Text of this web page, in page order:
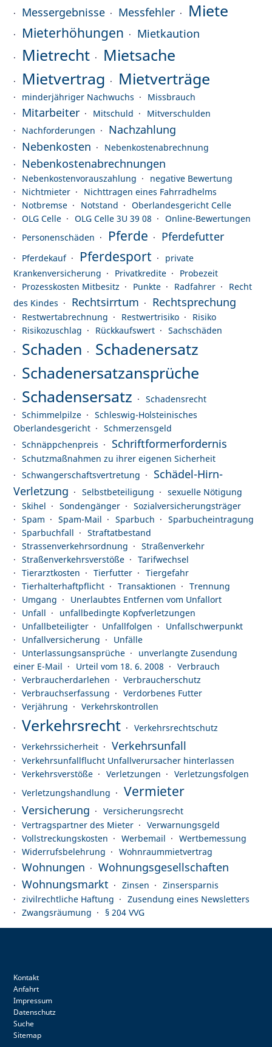
Messergebnisse Messfehler Miete
Mieterhöhungen Mietkaution
Mietrecht
Mietsache
Mietvertrag
Mietverträge
minderjähriger Nachwuchs Missbrauch
Mitarbeiter Mitschuld
Mitverschulden
Nachforderungen
Nachzahlung
Nebenkosten
Nebenkostenabrechnung
Nebenkostenabrechnungen
Nebenkostenvorauszahlung
negative Bewertung
Nichtmieter
Nichttragen eines Fahrradhelms
Notbremse
Notstand
Oberlandesgericht Celle
OLG Celle
OLG Celle 3U 39 08
Online-Bewertungen
Personenschäden
Pferde Pferdefutter
Pferdekauf Pferdesport
private
Krankenversicherung
Privatkredite
Probezeit
Prozesskosten Mitbesitz
Punkte Radfahrer
Recht
des Kindes
Rechtsirrtum Rechtsprechung
Restwertabrechnung Restwertrisiko
Risiko
Risikozuschlag
Rückkaufswert Sachschäden
Schaden
Schadenersatz
Schadenersatzansprüche
Schadensersatz
Schadensrecht
Schimmelpilze
Schleswig-Holsteinisches
Oberlandesgericht
Schmerzensgeld
Schnäppchenpreis
Schriftformerfordernis
Schutzmaßnahmen zu ihrer eigenen Sicherheit
Schwangerschaftsvertretung
Schädel-Hirn-
Verletzung
Selbstbeteiligung
sexuelle Nötigung
Skihel
Sondengänger
Sozialversicherungsträger
Spam
Spam-Mail Sparbuch
Sparbucheintragung
Sparbuchfall
Straftatbestand
Strassenverkehrsordnung
Straßenverkehr
Straßenverkehrsverstöße
Tarifwechsel
Tierarztkosten
Tierfutter
Tiergefahr
Tierhalterhaftpflicht
Transaktionen
Trennung
Umgang
Unerlaubtes Entfernen vom Unfallort
Unfall
unfallbedingte Kopfverletzungen
Unfallbeteiligter
Unfallfolgen
Unfallschwerpunkt
Unfallversicherung
Unfälle
Unterlassungsansprüche
unverlangte Zusendung
einer E-Mail
Urteil vom 18. 6. 2008
Verbrauch
Verbraucherdarlehen
Verbraucherschutz
Verbrauchserfassung
Verdorbenes Futter
Verjährung
Verkehrskontrollen
Verkehrsrecht
Verkehrsrechtschutz
Verkehrssicherheit
Verkehrsunfall
Verkehrsunfallflucht Unfallverursacher hinterlassen
Verkehrsverstöße
Verletzungen
Verletzungsfolgen
Verletzungshandlung
Vermieter
Versicherung
Versicherungsrecht
Vertragspartner des Mieter
Verwarnungsgeld
Vollstreckungskosten
Werbemail
Wertbemessung
Widerrufsbelehrung
Wohnraummietvertrag
Wohnungen
Wohnungsgesellschaften
Wohnungsmarkt
Zinsen
Zinsersparnis
zivilrechtliche Haftung
Zusendung eines Newsletters
Zwangsräumung
§ 204 VVG
Kontakt
Anfahrt
Impressum
Datenschutz
Suche
Sitemap